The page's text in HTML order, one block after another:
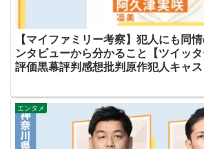
【マイファミリー考察】犯人にも同
ンタビューから分かること【ツイッ
評価黒幕評判感想批判原作犯人キャ
エンタメ